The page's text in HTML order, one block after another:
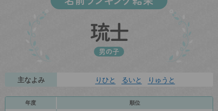
琉士
男の子
主なよみ りひと るいと りゅうと
年度 順位